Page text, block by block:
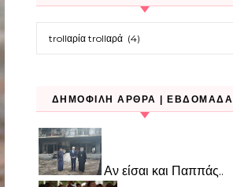
Kατηγορίες
ΔΗΜΟΦΙΛΉ ΆΡΘΡΑ | ΕΒΔΟΜΆΔΑ
Αν είσαι και Παππάς..